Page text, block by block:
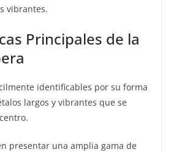
vibrantes.
Principales de la
identificables por su forma
largos y vibrantes que se
presentar una amplia gama de